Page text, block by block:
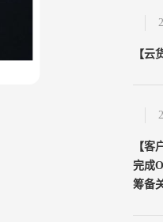
【云
【客
完成
筹备